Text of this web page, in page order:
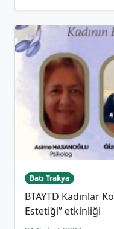
Batı Trakya
BTAYTD Kadınlar
Estetiği” etkinliği